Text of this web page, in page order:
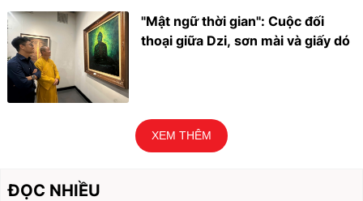
"Mật ngữ thời gian": Cuộc đối
thoại giữa Dzi, sơn mài và giấy dó
XEM THÊM
ĐỌC NHIỀU